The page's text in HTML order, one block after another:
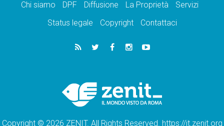
Chi siamo DPF Diffusione La Proprietà
Servizi
Status legale
Copyright Contattaci
Copyright © 2026 ZENIT. All Rights Reserved. https://it.zenit.org